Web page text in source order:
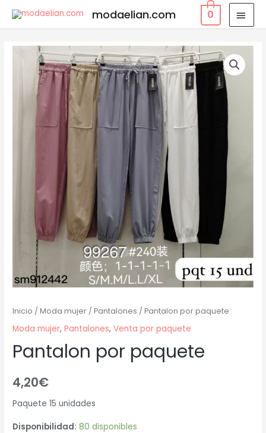
modaelian.com 0
Inicio /Moda mujer /Pantalones / Pantalon por paquete
Moda mujer,Pantalones,Venta por paquete
Pantalon por paquete
4,20€
Paquete 15 unidades
Disponibilidad: 80 disponibles